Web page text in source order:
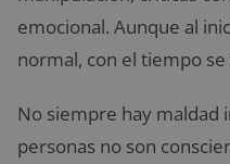
emocional. Aunque al
normal, con el tiempo se
No siempre hay maldad
personas no son